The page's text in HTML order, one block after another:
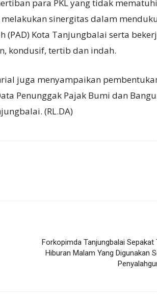
para PKL yang tidak
sinergitas dalam
Kota Tanjungbalai serta
kondusif, tertib dan indah.
juga menyampaikan
Penunggak Pajak Bumi dan
(RL.DA)
Forkopimda Tanjungbalai Sepakat
Hiburan Malam Yang Digunakan